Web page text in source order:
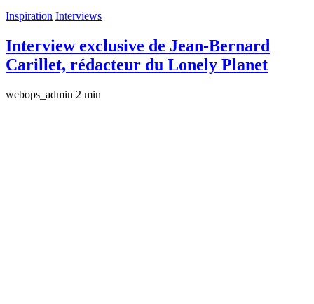
Inspiration Interviews
Interview exclusive de Jean-Bernard
Carillet, rédacteur du Lonely Planet
webops_admin 2 min